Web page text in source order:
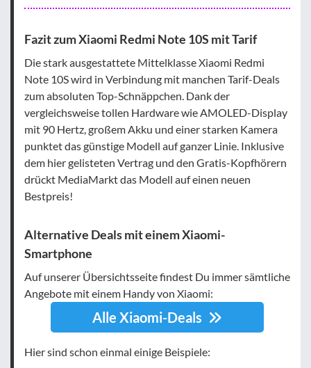
Fazit zum Xiaomi Redmi Note 10S mit Tarif
Die stark ausgestattete Mittelklasse Xiaomi Redmi
Note 10S wird in Verbindung mit manchen Tarif-Deals
zum absoluten Top-Schnäppchen. Dank der
vergleichsweise tollen Hardware wie AMOLED-Display
mit 90 Hertz, großem Akku und einer starken Kamera
punktet das günstige Modell auf ganzer Linie. Inklusive
dem hier gelisteten Vertrag und den Gratis-Kopfhörern
drückt MediaMarkt das Modell auf einen neuen
Bestpreis!
Alternative Deals mit einem Xiaomi-
Smartphone
Auf unserer Übersichtsseite findest Du immer sämtliche
Angebote mit einem Handy von Xiaomi:
Alle Xiaomi-Deals
Hier sind schon einmal einige Beispiele: